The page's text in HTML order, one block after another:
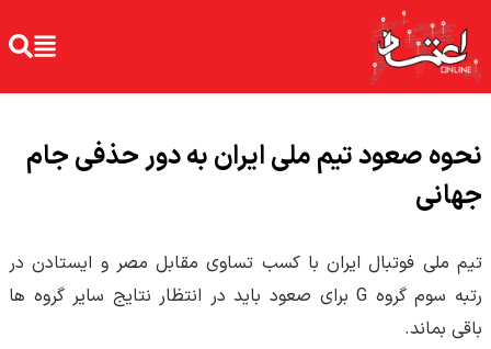
نحوه صعود تیم ملی ایران به دور حذفی جام
جهانی
تیم ملی فوتبال ایران با کسب تساوی مقابل مصر و ایستادن در
رتبه سوم گروه G برای صعود باید در انتظار نتایج سایر گروه ها
باقی بماند.